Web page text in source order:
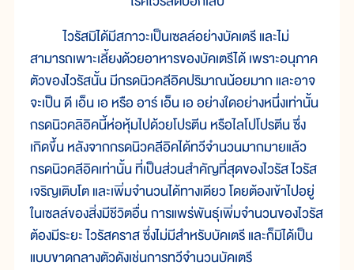
ไวรัสมิได้มีสภาวะเป็นเซลล์อย่างบัคเตรี และไม่
สามารถเพาะเลี้ยงด้วยอาหารของบัคเตรีได้ เพราะอนุภาค
ตัวของไวรัสนั้น มีกรดนิวคลีอิคปริมาณน้อยมาก และอาจ
จะเป็น ดี เอ็น เอ หรือ อาร์ เอ็น เอ อย่างใดอย่างหนึ่งเท่านั้น
กรดนิวคลิอิคนี้ห่อหุ้มไปด้วยโปรตีน หรือไลโปโปรตีน ซึ่ง
เกิดขึ้น หลังจากกรดนิวคลีอิคได้ทวีจำนวนมากมายแล้ว
กรดนิวคลีอิคเท่านั้น ที่เป็นส่วนสำคัญที่สุดของไวรัส ไวรัส
เจริญเติบโต และเพิ่มจำนวนได้ทางเดียว โดยต้องเข้าไปอยู่
ในเซลล์ของสิ่งมีชีวิตอื่น การแพร่พันธุ์เพิ่มจำนวนของไวรัส
ต้องมีระยะ ไวรัสคราส ซึ่งไม่มีสำหรับบัคเตรี และก็มิได้เป็น
แบบขาดกลางตัวดังเช่นการทวีจำนวนบัคเตรี